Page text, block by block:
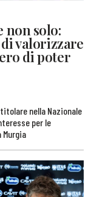
non solo:
valorizzare
di poter
nella Nazionale
per le